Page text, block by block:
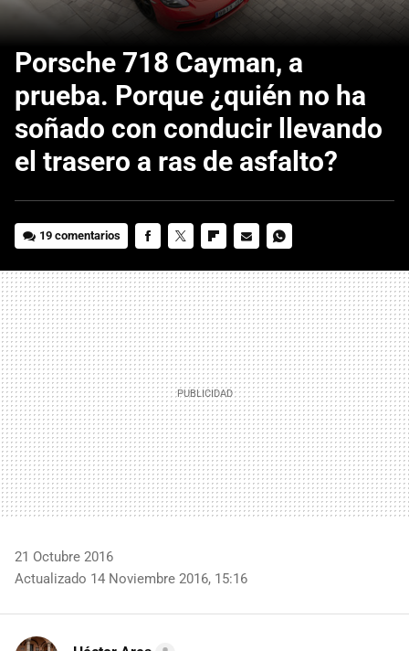
Porsche 718 Cayman, a
prueba. Porque ¿quién no ha
soñado con conducir llevando
el trasero a ras de asfalto?
19 comentarios
MAIL
21 Octubre 2016
Actualizado 14 Noviembre 2016, 15:16